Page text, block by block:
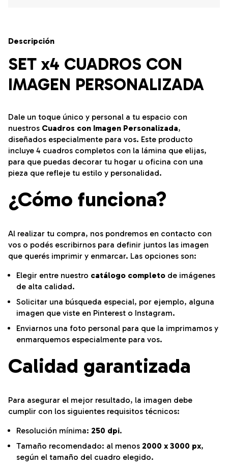
Descripción
SET x4 CUADROS CON
IMAGEN PERSONALIZADA
Dale un toque único y personal a tu espacio con
nuestros Cuadros con Imagen Personalizada,
diseñados especialmente para vos. Este producto
incluye 4 cuadros completos con la lámina que elijas,
para que puedas decorar tu hogar u oficina con una
pieza que refleje tu estilo y personalidad.
¿Cómo funciona?
Al realizar tu compra, nos pondremos en contacto con
vos o podés escribirnos para definir juntos las imagen
que querés imprimir y enmarcar. Las opciones son:
Elegir entre nuestro catálogo completo de imágenes
de alta calidad.
Solicitar una búsqueda especial, por ejemplo, alguna
imagen que viste en Pinterest o Instagram.
Enviarnos una foto personal para que la imprimamos y
enmarquemos especialmente para vos.
Calidad garantizada
Para asegurar el mejor resultado, la imagen debe
cumplir con los siguientes requisitos técnicos:
Resolución mínima: 250 dpi.
Tamaño recomendado: al menos 2000 x 3000 px,
según el tamaño del cuadro elegido.